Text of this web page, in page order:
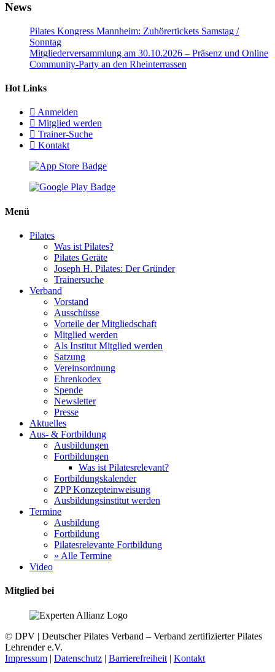
News
Pilates Kongress Mannheim: Zuhörertickets Samstag /
Sonntag
Mitgliederversammlung am 30.10.2026 – Präsenz und Online
Community-Party an den Rheinterrassen
Hot Links
Anmelden
Mitglied werden
Trainer-Suche
Kontakt
Menü
Pilates
Was ist Pilates?
Pilates Geräte
Joseph H. Pilates: Der Gründer
Trainersuche
Verband
Vorstand
Ausschüsse
Vorteile der Mitgliedschaft
Mitglied werden
Als Institut Mitglied werden
Satzung
Vereinsordnung
Ehrenkodex
Spende
Newsletter
Presse
Aktuelles
Aus- & Fortbildung
Ausbildungen
Fortbildungen
Was ist Pilatesrelevant?
Fortbildungskalender
ZPP Konzepteinweisung
Ausbildungsinstitut werden
Termine
Ausbildung
Fortbildung
Pilatesrelevante Fortbildung
» Alle Termine
Video
Mitglied bei
© DPV | Deutscher Pilates Verband – Verband zertifizierter Pilates
Lehrender e.V.
Impressum | Datenschutz | Barrierefreiheit | Kontakt